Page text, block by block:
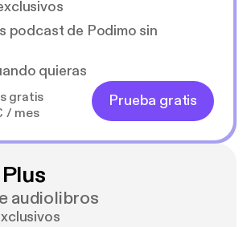
podcast de Podimo sin
quieras
gratis
/ mes
Prueba gratis
audiolibros